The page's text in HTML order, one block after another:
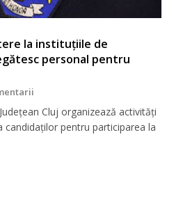
la instituțiile de
personal pentru
Cluj organizează activități
candidaților pentru participarea la